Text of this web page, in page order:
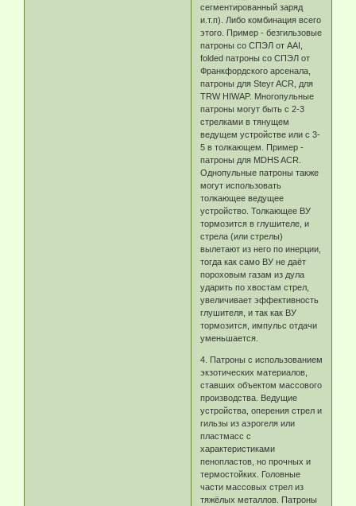
сегментированный заряд
и.т.п). Либо комбинация всего
этого. Пример - безгильзовые
патроны со СПЭЛ от AAI,
folded патроны со СПЭЛ от
Франкфордского арсенала,
патроны для Steyr ACR, для
TRW HIWAP. Многопульные
патроны могут быть с 2-3
стрелками в тянущем
ведущем устройстве или с 3-
5 в толкающем. Пример -
патроны для MDHS ACR.
Однопульные патроны также
могут использовать
толкающее ведущее
устройство. Толкающее ВУ
тормозится в глушителе, и
стрела (или стрелы)
вылетают из него по инерции,
тогда как само ВУ не даёт
пороховым газам из дула
ударить по хвостам стрел,
увеличивает эффективность
глушителя, и так как ВУ
тормозится, импульс отдачи
уменьшается.
4. Патроны с использованием
экзотических материалов,
ставших объектом массового
производства. Ведущие
устройства, оперения стрел и
гильзы из аэрогеля или
пластмасс с
характеристиками
пенопластов, но прочных и
термостойких. Головные
части массовых стрел из
тяжёлых металлов. Патроны